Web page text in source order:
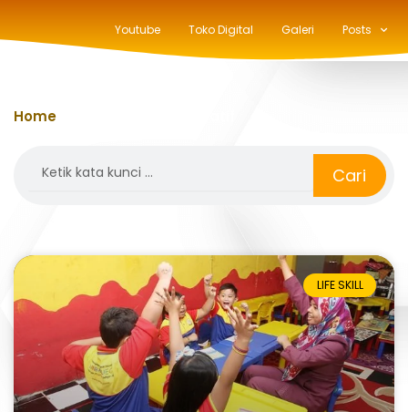
Youtube Toko Digital Galeri Posts
Home
Cari
LIFE SKILL